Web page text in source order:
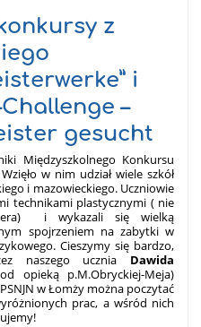
z
i
–
gesucht
Międzyszkolnego Konkursu
w nim udział wiele szkół
i mazowieckiego. Uczniowie
technikami plastycznymi ( nie
i wykazali się wielką
spojrzeniem na zabytki w
Cieszymy się bardzo,
naszego ucznia Dawida
opieką p.M.Obryckiej-Meja)
w Łomży można poczytać
prac, a wśród nich